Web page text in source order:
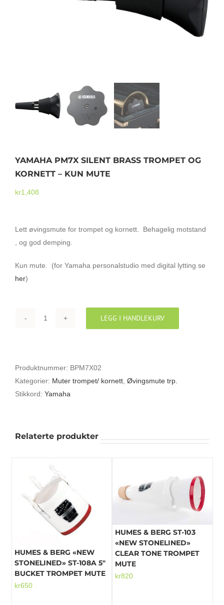
YAMAHA PM7X SILENT BRASS TROMPET OG
KORNETT – KUN MUTE
kr1,408
Lett øvingsmute for trompet og kornett. Behagelig motstand
, og god demping.
Kun mute. (for Yamaha personalstudio med digital lytting se
her)
MUTE
LEGG I HANDLEKURV
Produktnummer: BPM7X02
Kategorier: Muter trompet/ kornett Øvingsmute trp.
Stikkord: Yamaha
Relaterte produkter
HUMES & BERG «NEW
STONELINED» ST-108A 5″
BUCKET TROMPET MUTE
kr650
HUMES & BERG ST-103
«NEW STONELINED»
CLEAR TONE TROMPET
MUTE
kr820